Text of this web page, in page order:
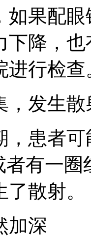
如果配
下降，
进行检查
发生散
，患者
者有一
散射。
加深